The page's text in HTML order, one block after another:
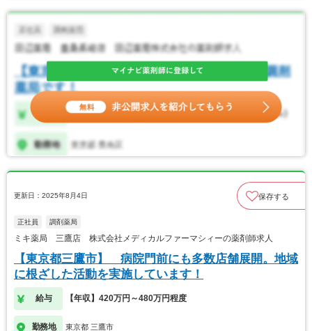
更新日：2025年8月4日 保存する
正社員 調剤薬局
ミキ薬局 三鷹店 株式会社メディカルファーマシィーの薬剤師求人
【東京都三鷹市】 病院門前にも多数店舗展開。地域
に根ざした活動を実施しています！
給与 【年収】420万円～480万円程度
勤務地 東京都 三鷹市